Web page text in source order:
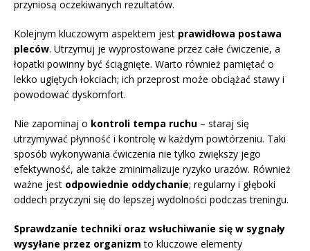
przyniosą oczekiwanych rezultatów.
Kolejnym kluczowym aspektem jest prawidłowa postawa
pleców. Utrzymuj je wyprostowane przez całe ćwiczenie, a
łopatki powinny być ściągnięte. Warto również pamiętać o
lekko ugiętych łokciach; ich przeprost może obciążać stawy i
powodować dyskomfort.
Nie zapominaj o kontroli tempa ruchu – staraj się
utrzymywać płynność i kontrolę w każdym powtórzeniu. Taki
sposób wykonywania ćwiczenia nie tylko zwiększy jego
efektywność, ale także zminimalizuje ryzyko urazów. Również
ważne jest odpowiednie oddychanie; regularny i głęboki
oddech przyczyni się do lepszej wydolności podczas treningu.
Sprawdzanie techniki oraz wsłuchiwanie się w sygnały
wysyłane przez organizm to kluczowe elementy